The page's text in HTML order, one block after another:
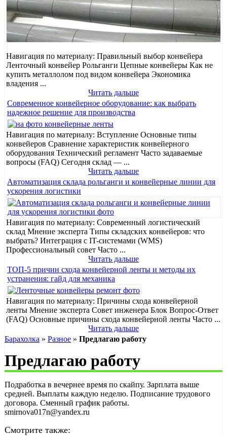
Навигация по материалу: Правильный выбор конвейера
Ленточный конвейер Рольганги Цепные конвейеры Как не
купить металлолом под видом конвейера Экономика
владения ...
Читать дальше
Современное конвейерное оборудование: как выбрать
надежное решение для производства
Навигация по материалу: Вступление Основные типы
конвейеров Сравнение характеристик конвейерного
оборудования Технический регламент Часто задаваемые
вопросы (FAQ) Сегодня склад — ...
Читать дальше
Автоматизация склада рольганги и конвейерные линии для
ускорения логистики
Навигация по материалу: Современный логистический
склад Мнение эксперта Типы складских конвейеров: что
выбрать? Интеграция с IT-системами (WMS)
Профессиональный совет Часто ...
Читать дальше
ТОП-5 причин схода конвейерной ленты и методы их
устранения: гайд для механика
Навигация по материалу: Причины схода конвейерной
ленты Мнение эксперта Совет инженера Блок Вопрос-Ответ
(FAQ) Основные причины схода конвейерной ленты Часто ...
Читать дальше
Барахолка » Разное » Предлагаю работу
Предлагаю работу
Подработка в вечернее время по скайпу. Зарплата выше
средней. Выплаты каждую неделю. Подписание трудового
договора. Сменный график работы.
smirnova017n@yandex.ru
Смотрите также: